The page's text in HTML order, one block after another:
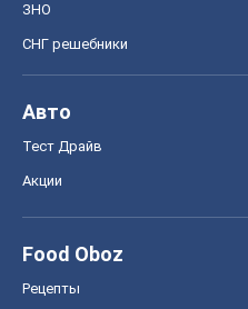
ЗНО
СНГ решебники
Авто
Тест Драйв
Акции
Food Oboz
Рецепты